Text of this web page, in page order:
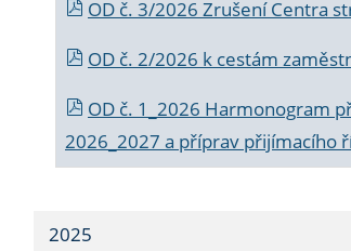
OD č. 3/2026 Zrušení Centra
OD č. 2/2026 k cestám
OD č. 1_2026 Harmonogram
2026_2027 a příprav přijímacího
2025